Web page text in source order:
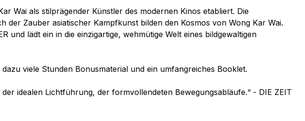
Wai als stilprägender Künstler des modernen Kinos etabliert. Die
Zauber asiatischer Kampfkunst bilden den Kosmos von Wong Kar Wai.
und lädt ein in die einzigartige, wehmütige Welt eines bildgewaltigen
viele Stunden Bonusmaterial und ein umfangreiches Booklet.
idealen Lichtführung, der formvollendeten Bewegungsabläufe.“ - DIE ZEIT